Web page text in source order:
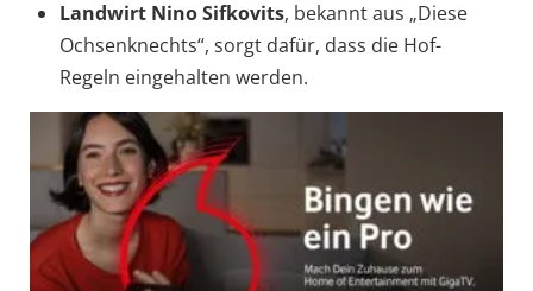
Landwirt Nino Sifkovits, bekannt aus „Diese
Ochsenknechts“, sorgt dafür, dass die Hof-
Regeln eingehalten werden.